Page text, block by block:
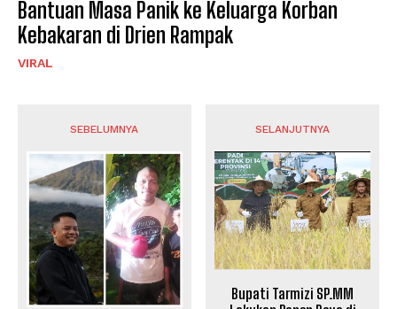
Bantuan Masa Panik ke Keluarga Korban
Kebakaran di Drien Rampak
VIRAL
SEBELUMNYA SELANJUTNYA
Bupati Tarmizi SP.MM